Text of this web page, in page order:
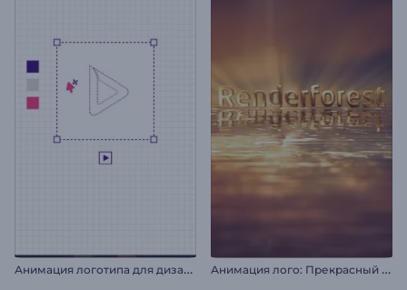
А
нимация логотипа для дизайнера А
нимация лого: Прекрасный рассвет